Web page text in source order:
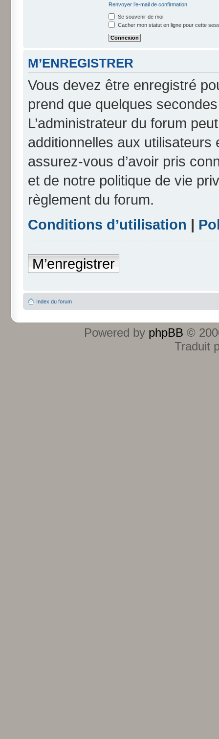
Renvoyer l’e-mail de confirmation
Se souvenir de moi
Cacher mon statut en ligne pour cette
M’ENREGISTRER
Vous devez être enregistré
prend que quelques
L’administrateur du forum
additionnelles aux
assurez-vous d’avoir pris
et de notre politique de vie
règlement du forum.
Conditions d’utilisation |
M’enregistrer
Index du forum
Powered by phpBB ©
Traduit